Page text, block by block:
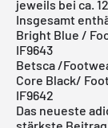
jeweils bei ca.
Insgesamt
Bright Blue /
IF9643
Betsca /
Core Black/
IF9642
Das neueste